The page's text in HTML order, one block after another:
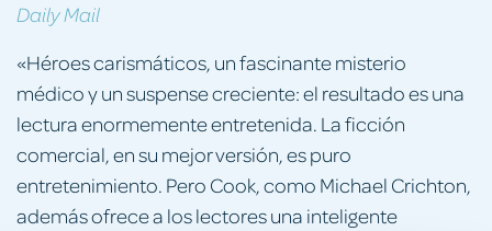
Daily Mail
«Héroes carismáticos, un fascinante misterio
médico y un suspense creciente: el resultado es una
lectura enormemente entretenida. La ficción
comercial, en su mejor versión, es puro
entretenimiento. Pero Cook, como Michael Crichton,
además ofrece a los lectores una inteligente